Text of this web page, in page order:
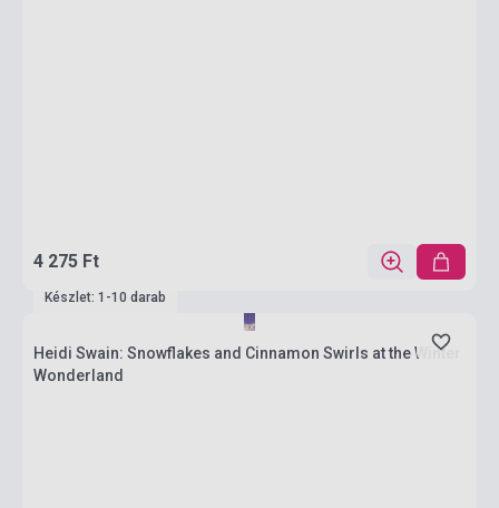
4 275 Ft
Készlet: 1-10 darab
Heidi Swain: Snowflakes and Cinnamon Swirls at the Winter
Wonderland